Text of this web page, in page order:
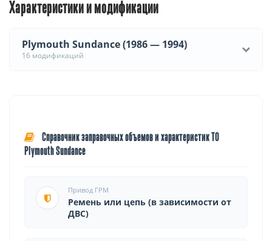
Характеристики и модификации
Plymouth Sundance (1986 — 1994)
16 модификаций
Справочник заправочных объемов и характеристик ТО
Plymouth Sundance
Привод ГРМ
Ремень или цепь (в зависимости от
ДВС)